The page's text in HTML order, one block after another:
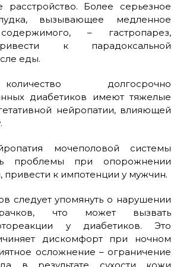
расстройство. Более серьезное
вызывающее медленное
– гастропарез,
к парадоксальной
еды.
долгосрочно
диабетиков имеют тяжелые
нейропатии, влияющей
мочеполовой системы
проблемы при опорожнении
привести к импотенции у мужчин.
следует упомянуть о нарушении
что может вызвать
у диабетиков. Это
дискомфорт при ночном
осложнение – ограничение